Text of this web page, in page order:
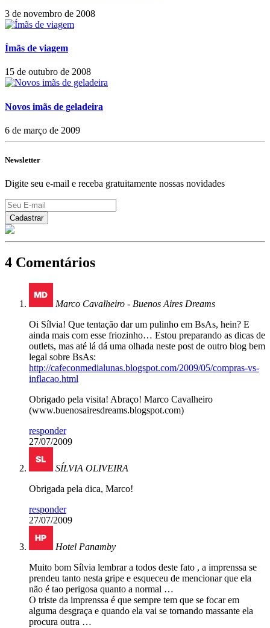
3 de novembro de 2008
Ímãs de viagem
15 de outubro de 2008
Novos imãs de geladeira
6 de março de 2009
Newsletter
Digite seu e-mail e receba gratuitamente nossas novidades
4 Comentários
Marco Cavalheiro - Buenos Aires Dreams
Oi Sílvia! Que tentação dar um pulinho em BsAs, hein? E
ainda mais com esse friozinho… Estou preparando as dicas de
outlets, mas até lá dá uma olhada neste post de outro blog bem
legal sobre BsAs:
http://cafeconmedialunas.blogspot.com/2009/05/compras-vs-
inflacao.html
Obrigado pela visita! Abraço! Marco Cavalheiro
(www.buenosairesdreams.blogspot.com)
responder
27/07/2009
SÍLVIA OLIVEIRA
Obrigada pela dica, Marco!
responder
27/07/2009
Hotel Panamby
Muito bom Sílvia lembrar a todos deste fato , a imprenssa se
prendeu tanto nesta gripe e esqueceu de mencionar que ela
não é tao perigosa quanto a normal …
O triste da imprenssa é que sempre tem que se focar em
alguma desgraça e quando ela vai se tornando massante ela
procura outra …